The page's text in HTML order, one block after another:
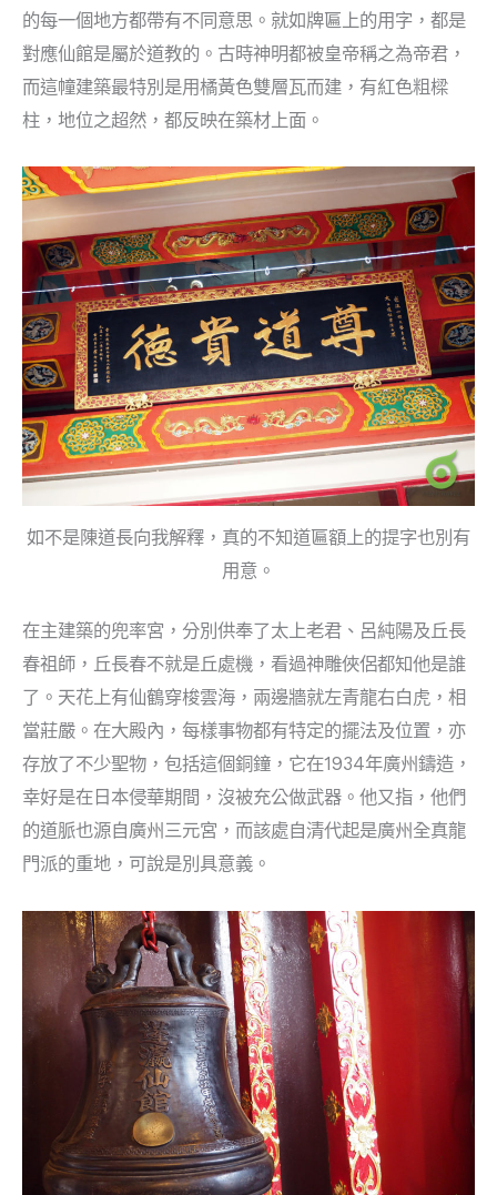
的每一個地方都帶有不同意思。就如牌匾上的用字，都是
對應仙館是屬於道教的。古時神明都被皇帝稱之為帝君，
而這幢建築最特別是用橘黃色雙層瓦而建，有紅色粗樑
柱，地位之超然，都反映在築材上面。
如不是陳道長向我解釋，真的不知道匾額上的提字也別有
用意。
在主建築的兜率宮，分別供奉了太上老君、呂純陽及丘長
春祖師，丘長春不就是丘處機，看過神雕俠侶都知他是誰
了。天花上有仙鶴穿梭雲海，兩邊牆就左青龍右白虎，相
當莊嚴。在大殿內，每樣事物都有特定的擺法及位置，亦
存放了不少聖物，包括這個銅鐘，它在1934年廣州鑄造，
幸好是在日本侵華期間，沒被充公做武器。他又指，他們
的道脈也源自廣州三元宮，而該處自清代起是廣州全真龍
門派的重地，可說是別具意義。